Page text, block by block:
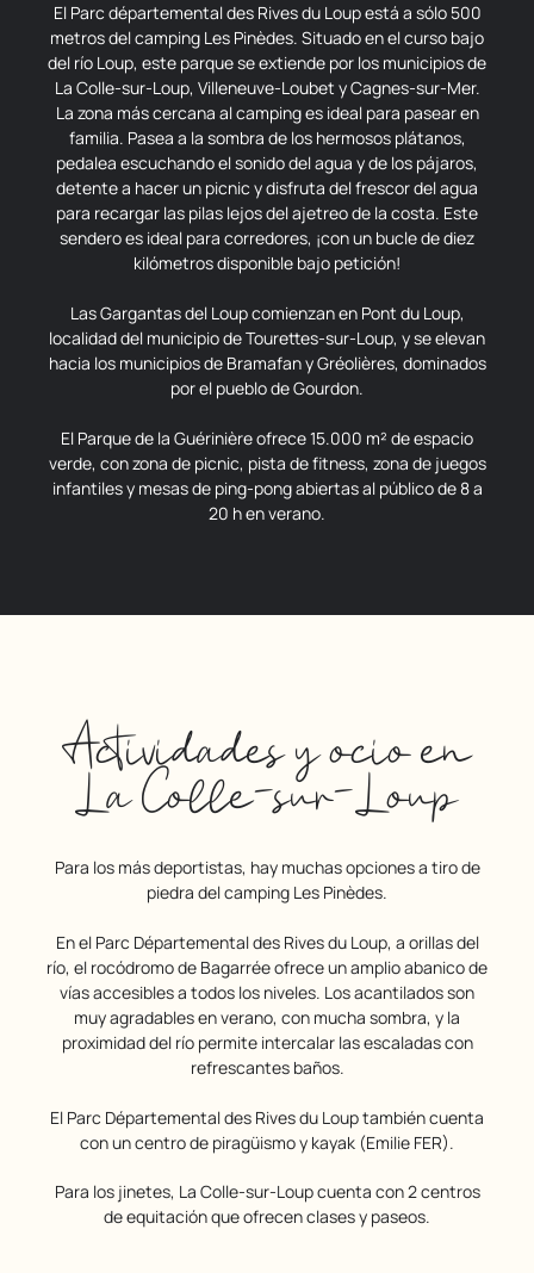
El Parc départemental des Rives du Loup está a sólo 500
metros del camping Les Pinèdes. Situado en el curso bajo
del río Loup, este parque se extiende por los municipios de
La Colle-sur-Loup, Villeneuve-Loubet y Cagnes-sur-Mer.
La zona más cercana al camping es ideal para pasear en
familia. Pasea a la sombra de los hermosos plátanos,
pedalea escuchando el sonido del agua y de los pájaros,
detente a hacer un picnic y disfruta del frescor del agua
para recargar las pilas lejos del ajetreo de la costa. Este
sendero es ideal para corredores, ¡con un bucle de diez
kilómetros disponible bajo petición!
Las Gargantas del Loup comienzan en Pont du Loup,
localidad del municipio de Tourettes-sur-Loup, y se elevan
hacia los municipios de Bramafan y Gréolières, dominados
por el pueblo de Gourdon.
El Parque de la Guérinière ofrece 15.000 m² de espacio
verde, con zona de picnic, pista de fitness, zona de juegos
infantiles y mesas de ping-pong abiertas al público de 8 a
20 h en verano.
Actividades y ocio en
La Colle-sur-Loup
Para los más deportistas, hay muchas opciones a tiro de
piedra del camping Les Pinèdes.
En el Parc Départemental des Rives du Loup, a orillas del
río, el rocódromo de Bagarrée ofrece un amplio abanico de
vías accesibles a todos los niveles. Los acantilados son
muy agradables en verano, con mucha sombra, y la
proximidad del río permite intercalar las escaladas con
refrescantes baños.
El Parc Départemental des Rives du Loup también cuenta
con un centro de piragüismo y kayak (Emilie FER).
Para los jinetes, La Colle-sur-Loup cuenta con 2 centros
de equitación que ofrecen clases y paseos.